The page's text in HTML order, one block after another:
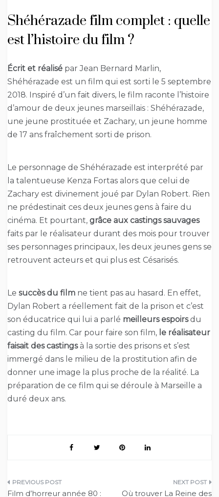
Shéhérazade film complet : quelle
est l’histoire du film ?
Écrit et réalisé par Jean Bernard Marlin,
Shéhérazade est un film qui est sorti le 5 septembre
2018. Inspiré d’un fait divers, le film raconte l’histoire
d’amour de deux jeunes marseillais : Shéhérazade,
une jeune prostituée et Zachary, un jeune homme
de 17 ans fraîchement sorti de prison.
Le personnage de Shéhérazade est interprété par
la talentueuse Kenza Fortas alors que celui de
Zachary est divinement joué par Dylan Robert. Rien
ne prédestinait ces deux jeunes gens à faire du
cinéma. Et pourtant, grâce aux castings sauvages
faits par le réalisateur durant des mois pour trouver
ses personnages principaux, les deux jeunes gens se
retrouvent acteurs et qui plus est Césarisés.
Le succès du film ne tient pas au hasard. En effet,
Dylan Robert a réellement fait de la prison et c’est
son éducatrice qui lui a parlé meilleurs espoirsdu
casting du film. Car pour faire son film, le réalisateur
faisait des castingsà la sortie des prisons et s’est
immergé dans le milieu de la prostitution afin de
donner une image la plus proche de la réalité. La
préparation de ce film qui se déroule à Marseille a
duré deux ans.
Navigation
Film d’horreur année 80 :
Où trouver La Reine des